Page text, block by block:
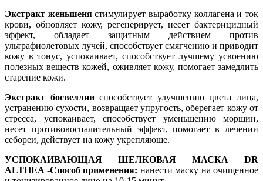
Экстракт женьшенястимулирует выработку коллагена и ток
крови, обновляет кожу, регенерирует, несет бактерицидный
эффект, обладает защитным действием против
ультрафиолетовых лучей, способствует смягчению и приводит
кожу в тонус, успокаивает, способствует лучшему усвоению
полезных веществ кожей, оживляет кожу, помогает замедлить
старение кожи.
Экстракт босвеллииспособствует улучшению цвета лица,
устранению сухости, возвращает упругость, оберегает кожу от
стресса, успокаивает, способствует уменьшению морщин,
несет противовоспалительный эффект, помогает в лечении
себореи, действует на кожу укрепляюще.
УСПОКАИВАЮЩАЯ ШЕЛКОВАЯ МАСКА DR
ALTHEA -Способ применения: нанести маску на очищенное